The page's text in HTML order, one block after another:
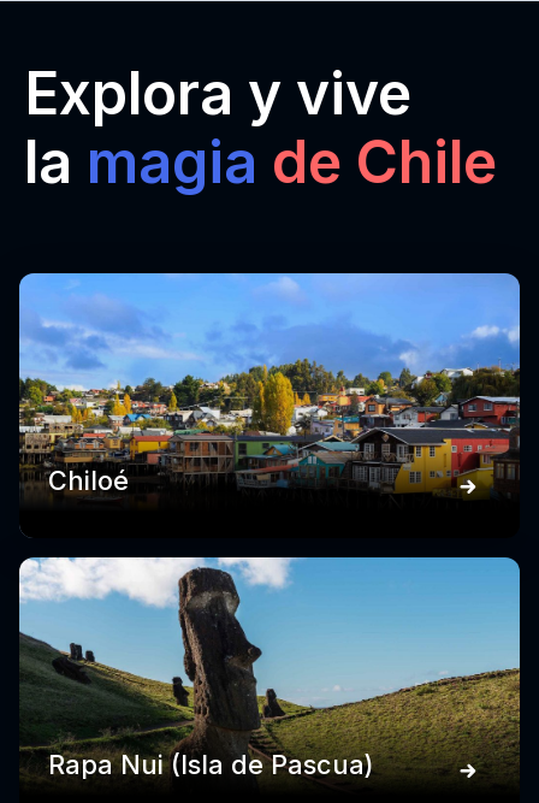
Explora y vive
la magia de Chile
Chiloé
Rapa Nui (Isla de Pascua)